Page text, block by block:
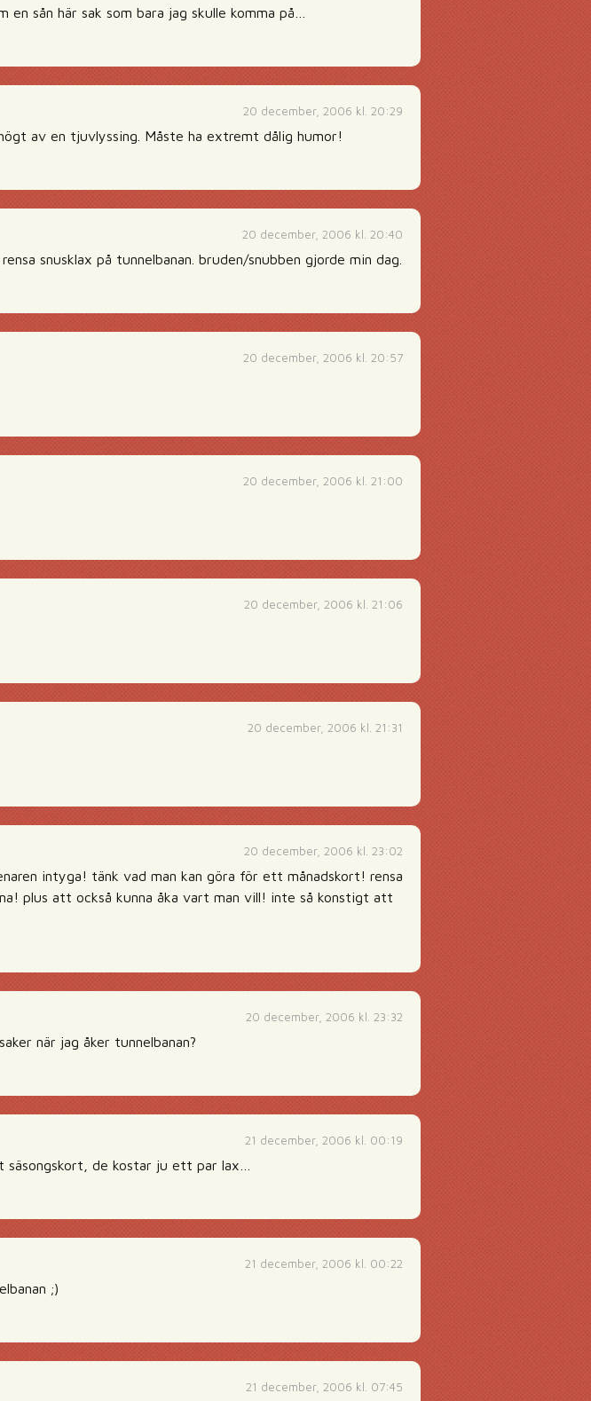
sån här sak som bara jag skulle komma på…
20 december, 2006 kl. 20:29
av en tjuvlyssing. Måste ha extremt dålig humor!
20 december, 2006 kl. 20:40
snusklax på tunnelbanan. bruden/snubben gjorde min dag.
20 december, 2006 kl. 20:57
20 december, 2006 kl. 21:00
20 december, 2006 kl. 21:06
20 december, 2006 kl. 21:31
20 december, 2006 kl. 23:02
intyga! tänk vad man kan göra för ett månadskort! rensa
plus att också kunna åka vart man vill! inte så konstigt att
20 december, 2006 kl. 23:32
när jag åker tunnelbanan?
21 december, 2006 kl. 00:19
de kostar ju ett par lax…
21 december, 2006 kl. 00:22
;)
21 december, 2006 kl. 07:45